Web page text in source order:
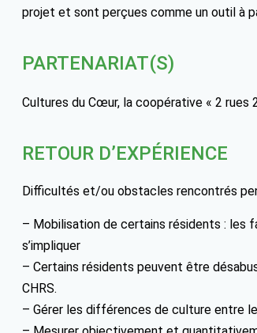
projet et sont perçues comme un outil à
PARTENARIAT(S)
Cultures du Cœur, la coopérative « 2 rues
RETOUR D’EXPÉRIENCE
Difficultés et/ou obstacles rencontrés
– Mobilisation de certains résidents : les
s’impliquer
– Certains résidents peuvent être
CHRS.
– Gérer les différences de culture entre